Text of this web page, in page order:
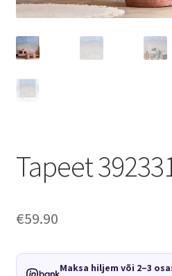
Tapeet
€59.90
Maksa hiljem või 2–3